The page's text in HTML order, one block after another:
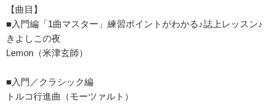
【曲目】
■入門編「1曲マスター」練習ポイントがわかる♪誌上レッスン♪
きよしこの夜
Lemon（米津玄師）
■入門／クラシック編
トルコ行進曲（モーツァルト）